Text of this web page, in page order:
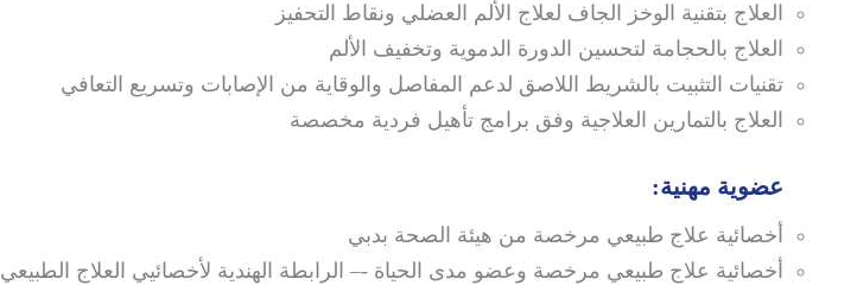
العلاج بتقنية الوخز الجاف لعلاج الألم العضلي ونقاط التحفيز
العلاج بالحجامة لتحسين الدورة الدموية وتخفيف الألم
تقنيات التثبيت بالشريط اللاصق لدعم المفاصل والوقاية من الإصابات وتسريع التعافي
العلاج بالتمارين العلاجية وفق برامج تأهيل فردية مخصصة
عضوية مهنية:
أخصائية علاج طبيعي مرخصة من هيئة الصحة بدبي
أخصائية علاج طبيعي مرخصة وعضو مدى الحياة -– الرابطة الهندية لأخصائيي العلاج الطبيعي